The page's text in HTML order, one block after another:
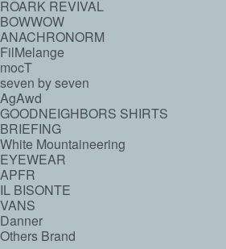
ROARK REVIVAL
BOWWOW
ANACHRONORM
FilMelange
mocT
seven by seven
AgAwd
GOODNEIGHBORS SHIRTS
BRIEFING
White Mountaineering
EYEWEAR
APFR
IL BISONTE
VANS
Danner
Others Brand